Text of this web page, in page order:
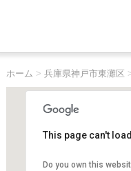
ホーム > 兵庫県神戸市東灘区
This page can't
Do you own this